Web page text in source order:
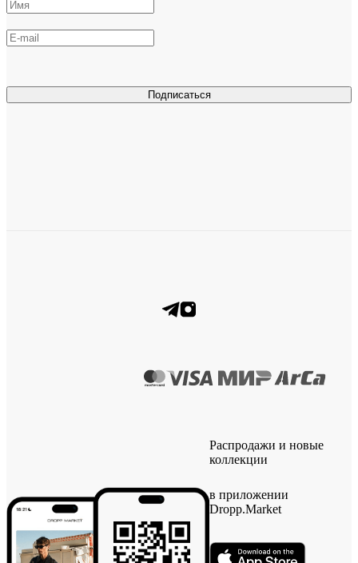
Подписаться
Распродажи и новые
коллекции
в приложении
Dropp.Market